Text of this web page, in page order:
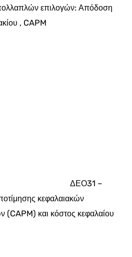
επιλογών: Απόδοση
, CAPM
ΔΕΟ31 –
κεφαλαιακών
(CAPM) και κόστος κεφαλαίου